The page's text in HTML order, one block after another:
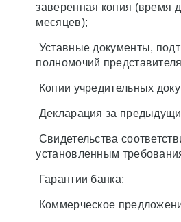
заверенная копия (время
месяцев);
Уставные документы,
полномочий
Копии учредительных
Декларация за
Свидетельства
установленным
Гарантии банка;
Коммерческое